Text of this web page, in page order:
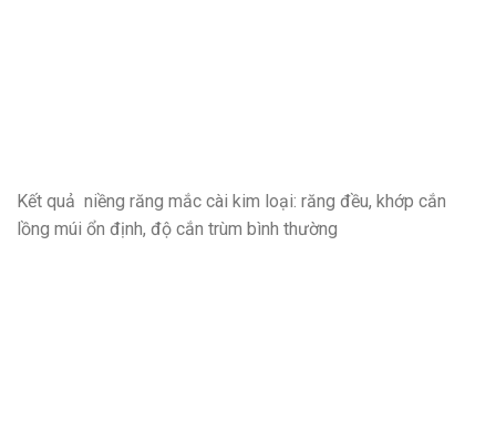
Kết quả niềng răng mắc cài kim loại: răng đều, khớp cắn
lồng múi ổn định, độ cắn trùm bình thường